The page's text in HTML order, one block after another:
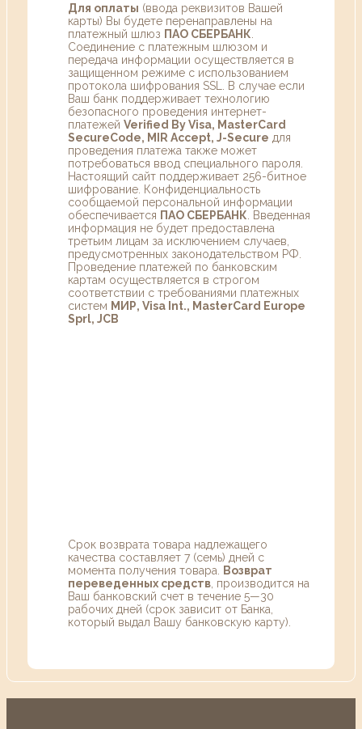
Для оплаты (ввода реквизитов Вашей
карты) Вы будете перенаправлены на
платежный шлюз ПАО СБЕРБАНК
Соединение с платежным шлюзом и
передача информации осуществляется в
защищенном режиме с использованием
протокола шифрования SSL. В случае если
Ваш банк поддерживает технологию
безопасного проведения интернет-
платежей Verified By Visa, MasterCard
SecureCode, MIR Accept, J-Secure для
проведения платежа также может
потребоваться ввод специального пароля.
Настоящий сайт поддерживает 256-битное
шифрование. Конфиденциальность
сообщаемой персональной информации
обеспечивается ПАО СБЕРБАНК . Введенная
информация не будет предоставлена
третьим лицам за исключением случаев,
предусмотренных законодательством РФ.
Проведение платежей по банковским
картам осуществляется в строгом
соответствии с требованиями платежных
систем МИР, Visa Int., MasterCard Europe
Sprl, JCB
Срок возврата товара надлежащего
качества составляет 7 (семь) дней с
момента получения товара.
Возврат
переведенных средств , производится на
Ваш банковский счет в течение 5—30
рабочих дней (срок зависит от Банка,
который выдал Вашу банковскую карту).